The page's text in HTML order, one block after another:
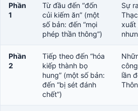
Phần
1
Từ đầu đến “đốn
củi kiếm ăn” (một
số bản: đến “mọi
phép thần thông”)
Sự
xuất
Phần
2
Tiếp theo đến “hóa
kiếp thành bọ
hung” (một số bản:
đến “bị sét đánh
chết”)
lần